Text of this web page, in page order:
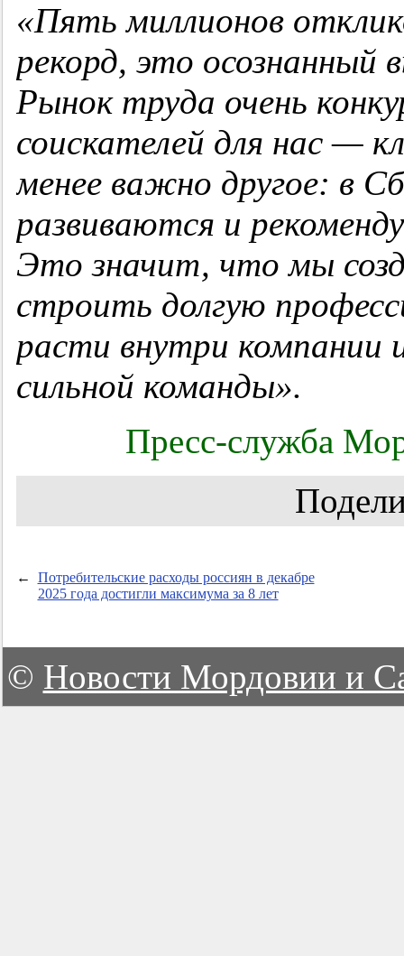
«Пять миллионов
рекорд, это осознанный
Рынок труда очень
соискателей для нас —
менее важно другое: в
развиваются и
Это значит, что мы
строить долгую
расти внутри компании
сильной команды».
Пресс-служба
←
Потребительские расходы россиян в декабре
2025 года достигли максимума за 8 лет
© Новости Мордовии и